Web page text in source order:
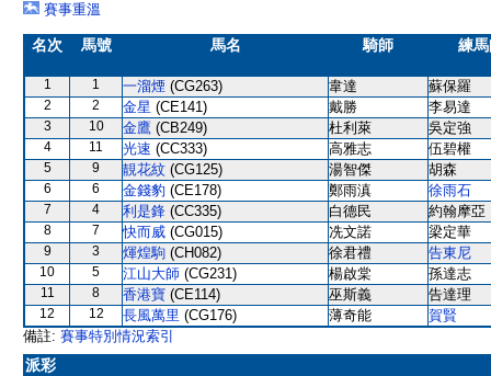
賽事重溫
名次 馬號 馬名 騎師 練
1 1 一溜煙 (CG263) 韋達 蘇保羅
2 2 金星 (CE141) 戴勝 李易達
3 10 金鷹 (CB249) 杜利萊 吳定強
4 11 光速 (CC333) 高雅志 伍碧權
5 9 靚花紋 (CG125) 湯智傑 胡森
6 6 金錢豹 (CE178) 鄭雨滇 徐雨石
7 4 利是鋒 (CC335) 白德民 約翰摩亞
8 7 快而威 (CG015) 冼文諾 梁定華
9 3 煇煌駒 (CH082) 徐君禮 告東尼
10 5 江山大師 (CG231) 楊啟棠 孫達志
11 8 香港寶 (CE114) 巫斯義 告達理
12 12 長風萬里 (CG176) 薄奇能
賀賢
備註: 賽事特別情況索引
派彩